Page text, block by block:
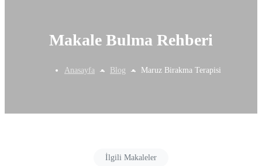
Makale Bulma Rehberi
Anasayfa Blog Maruz Birakma Terapisi
İlgili Makaleler